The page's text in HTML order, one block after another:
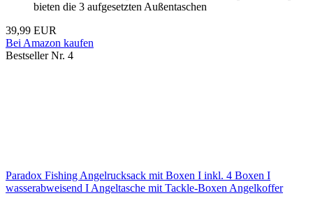
bieten die 3 aufgesetzten Außentaschen
39,99 EUR
Bei Amazon kaufen
Bestseller Nr. 4
Paradox Fishing Angelrucksack mit Boxen I inkl. 4 Boxen I
wasserabweisend I Angeltasche mit Tackle-Boxen Angelkoffer